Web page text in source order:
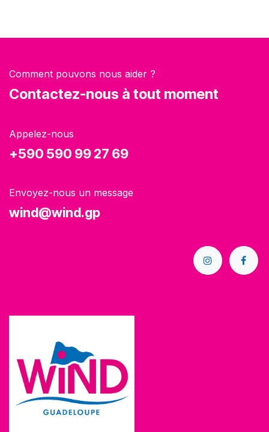
Comment pouvons nous aider ?
Contactez-nous à tout moment
Appelez-nous
+590 590 99 27 69
Envoyez-nous un message
wind@wind.gp